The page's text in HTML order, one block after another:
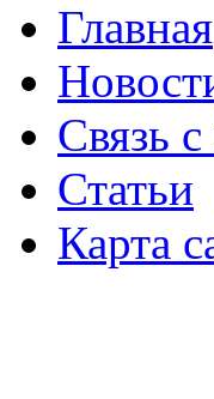
Главная
Связь
Статьи
Карта